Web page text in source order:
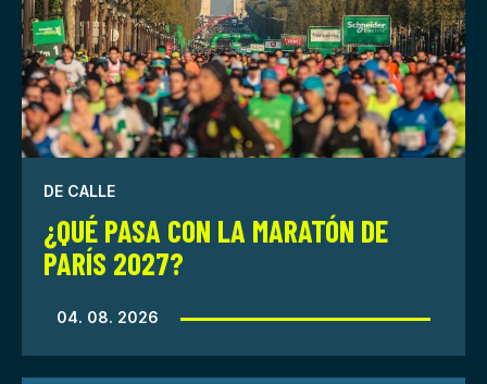
DE CALLE
¿QUÉ PASA CON LA MARATÓN DE
PARÍS 2027?
04. 08. 2026